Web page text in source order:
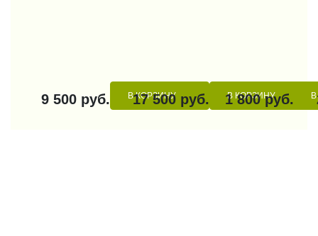
9 500 руб. В КОРЗИНУ
17 500 руб. В КОРЗИНУ
1 800 руб.